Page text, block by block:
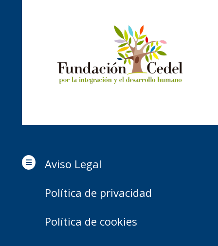

Aviso Legal
Política de privacidad
Política de cookies